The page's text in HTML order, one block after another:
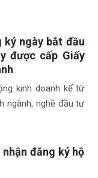
ký ngày bắt đầu
được cấp Giấy
kinh doanh kể từ
ngành, nghề đầu tư
đăng ký hộ